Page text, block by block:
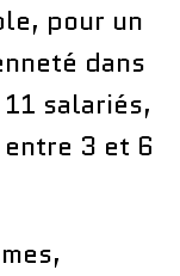
pour un
dans
salariés,
3 et 6